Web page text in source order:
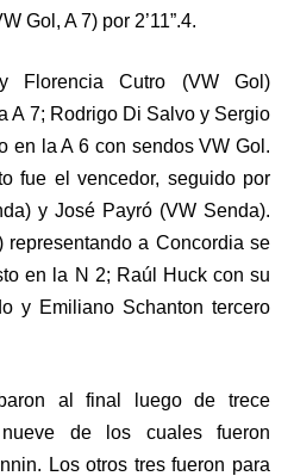
Gol, A 7) por 2’11”.4.
Florencia Cutro (VW Gol)
A 7; Rodrigo Di Salvo y Sergio
en la A 6 con sendos VW Gol.
fue el vencedor, seguido por
y José Payró (VW Senda).
representando a Concordia se
en la N 2; Raúl Huck con su
y Emiliano Schanton tercero
al final luego de trece
nueve de los cuales fueron
Los otros tres fueron para